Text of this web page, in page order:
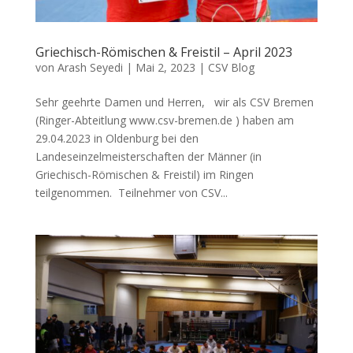
Griechisch-Römischen & Freistil – April 2023
von Arash Seyedi | Mai 2, 2023 | CSV Blog
Sehr geehrte Damen und Herren, wir als CSV Bremen
(Ringer-Abteitlung www.csv-bremen.de ) haben am
29.04.2023 in Oldenburg bei den
Landeseinzelmeisterschaften der Männer (in
Griechisch-Römischen & Freistil) im Ringen
teilgenommen. Teilnehmer von CSV...